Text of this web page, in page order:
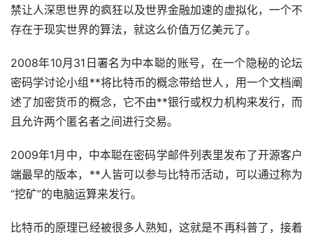
禁让人深思世界的疯狂以及世界金融加速的虚拟化，一个不
存在于现实世界的算法，就这么价值万亿美元了。
2008年10月31日署名为中本聪的账号，在一个隐秘的论坛
密码学讨论小组**将比特币的概念带给世人，用一个文档阐
述了加密货币的概念，它不由**银行或权力机构来发行，而
且允许两个匿名者之间进行交易。
2009年1月中，中本聪在密码学邮件列表里发布了开源客户
端最早的版本，**人皆可以参与比特币活动，可以通过称为
“挖矿”的电脑运算来发行。
比特币的原理已经被很多人熟知，这就是不再科普了，接着